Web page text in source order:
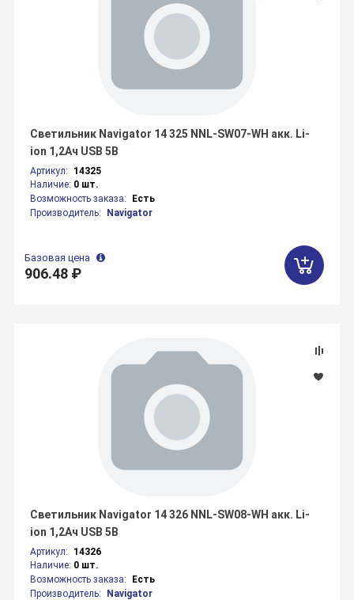
Артикул:
14325
Наличие: 0 шт.
Возможность заказа:
Есть
Производитель:
Navigator
Светильник Navigator 14 325 NNL-SW07-WH акк. Li-
ion 1,2Ач USB 5В
Базовая цена
906.48 ₽
Артикул:
14326
Наличие: 0 шт.
Возможность заказа:
Есть
Производитель:
Navigator
Светильник Navigator 14 326 NNL-SW08-WH акк. Li-
ion 1,2Ач USB 5В